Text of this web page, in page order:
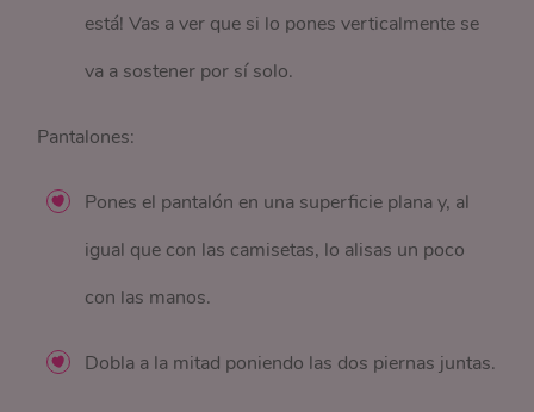
está! Vas a ver que si lo pones verticalmente se
va a sostener por sí solo.
Pantalones:
Pones el pantalón en una superficie plana y, al
igual que con las camisetas, lo alisas un poco
con las manos.
Dobla a la mitad poniendo las dos piernas juntas.